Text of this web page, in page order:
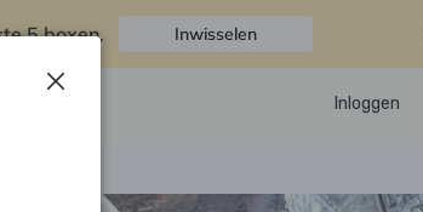
5 boxen. Inwisselen
Inloggen